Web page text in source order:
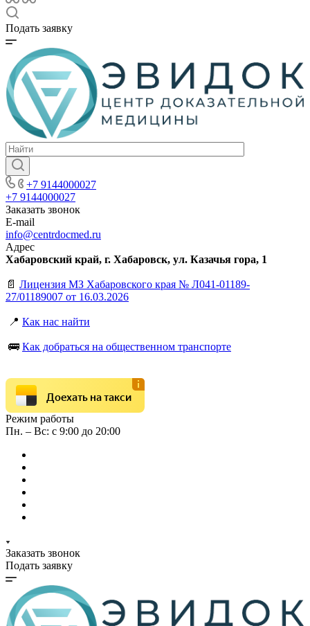
Подать заявку
+7 9144000027
+7 9144000027
Заказать звонок
E-mail
info@centrdocmed.ru
Адрес
Хабаровский край, г. Хабаровск, ул. Казачья гора, 1
📄 Лицензия МЗ Хабаровского края № Л041-01189-
27/01189007 от 16.03.2026
📍 Как нас найти
🚌 Как добраться на общественном транспорте
Доехать на такси
Режим работы
Пн. – Вс: с 9:00 до 20:00
Заказать звонок
Подать заявку